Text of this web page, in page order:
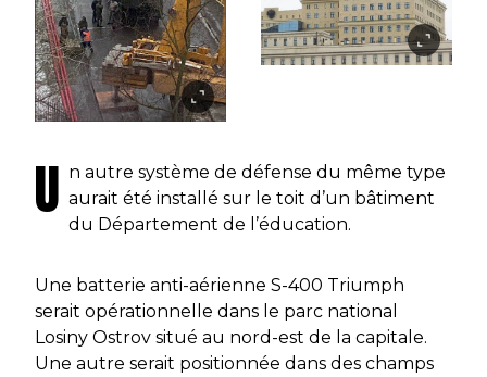
U n autre système de défense du même type
aurait été installé sur le toit d’un bâtiment
du Département de l’éducation.
Une batterie anti-aérienne S-400 Triumph
serait opérationnelle dans le parc national
Losiny Ostrov situé au nord-est de la capitale.
Une autre serait positionnée dans des champs